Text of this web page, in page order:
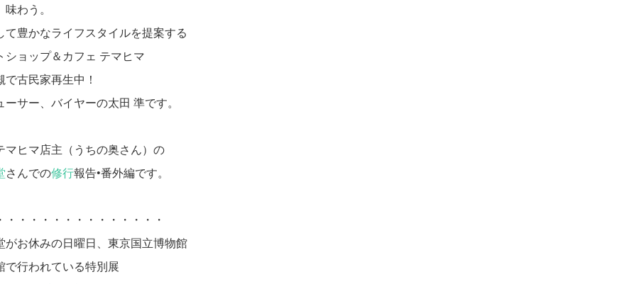
わう。
て豊かなライフスタイルを提案する
ショップ＆カフェ テマヒマ
で古民家再生中！
ーサー、バイヤーの太田 準です。
マヒマ店主（うちの奥さん）の
さんでの修行報告•番外編です。
・・・・・・・・・・・・・・
がお休みの日曜日、東京国立博物館
で行われている特別展